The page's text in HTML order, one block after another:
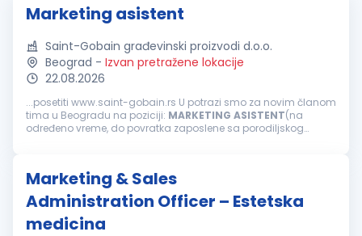
Marketing asistent
Saint-Gobain građevinski proizvodi d.o.o.
Beograd - Izvan pretražene lokacije
22.08.2026
...posetiti www.saint-gobain.rs U potrazi smo za novim članom
tima u Beogradu na poziciji: MARKETING ASISTENT(na
određeno vreme, do povratka zaposlene sa porodiljskog
Marketing & Sales
Administration Officer – Estetska
medicina